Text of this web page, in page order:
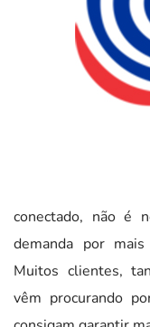
conectado, não é
demanda por
Muitos clientes,
vêm procurando